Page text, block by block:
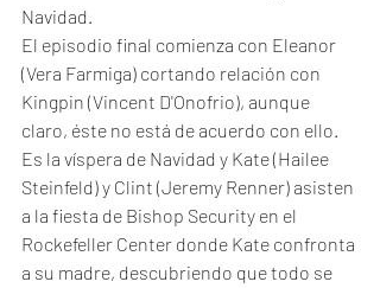
Navidad.
El episodio final comienza con Eleanor
(Vera Farmiga) cortando relación con
Kingpin (Vincent D'Onofrio), aunque
claro, éste no está de acuerdo con ello.
Es la víspera de Navidad y Kate (Hailee
Steinfeld) y Clint (Jeremy Renner) asisten
a la fiesta de Bishop Security en el
Rockefeller Center donde Kate confronta
a su madre, descubriendo que todo se